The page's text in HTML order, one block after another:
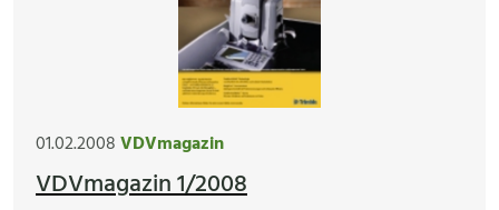
01.02.2008VDVmagazin
VDVmagazin 1/2008